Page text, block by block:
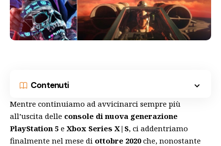
Contenuti
Mentre continuiamo ad avvicinarci sempre più
all’uscita delle console di nuova generazione
PlayStation 5 e Xbox Series X|S, ci addentriamo
finalmente nel mese di ottobre 2020che, nonostante